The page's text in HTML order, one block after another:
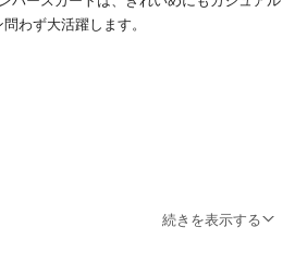
わず大活躍します。
続きを表示する